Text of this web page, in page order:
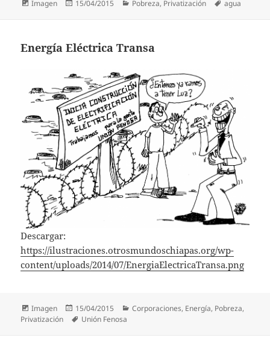
Formato
Imagen
Publicado
15/04/2015 Categorías
Pobreza, Privatización Etiquetas
agua
Energía Eléctrica Transa
Descargar:
https://ilustraciones.otrosmundoschiapas.org/wp-
content/uploads/2014/07/EnergiaElectricaTransa.png
Formato
Imagen
Publicado
el
15/04/2015 Categorías
Corporaciones, Energía, Pobreza,
Privatización
Etiquetas
Unión Fenosa